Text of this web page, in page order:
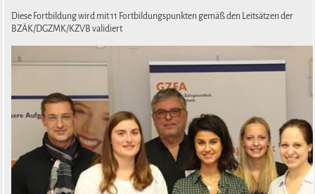
Diese Fortbildung wird mit 11 Fortbildungspunkten gemäß den Leitsätzen der
BZÄK/DGZMK/KZVB validiert